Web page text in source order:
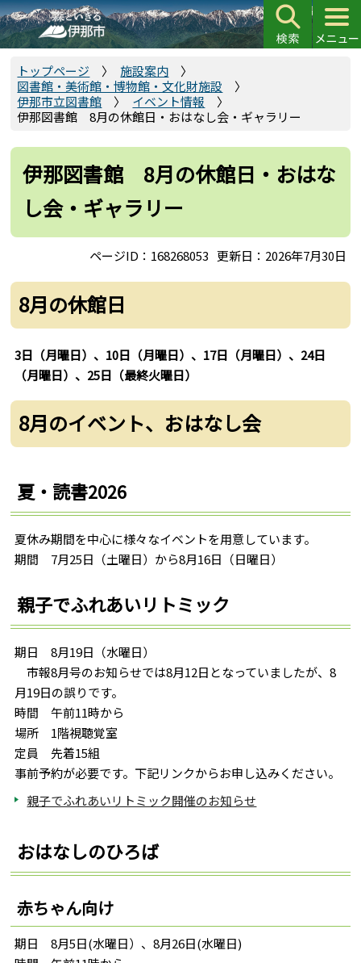
こ
の
ペ
頭
トップページ
施設案内
図書館・美術館・博物館・文化財施設
伊那市立図書館
イベント情報
伊那図書館 8月の休館日・おはなし会・ギャラリー
伊那図書館 8月の休館日・おはな
し会・ギャラリー
ページID：168268053 更新日：2026年7月30日
8月の休館日
3日（月曜日）、10日（月曜日）、17日（月曜日）、24日
（月曜日）、25日（最終火曜日）
8月のイベント、おはなし会
夏・読書2026
夏休み期間を中心に様々なイベントを用意しています。
期間 7月25日（土曜日）から8月16日（日曜日）
親子でふれあいリトミック
期日 8月19日（水曜日）
市報8月号のお知らせでは8月12日となっていましたが、8
月19日の誤りです。
時間 午前11時から
場所 1階視聴覚室
定員 先着15組
事前予約が必要です。下記リンクからお申し込みください。
親子でふれあいリトミック開催のお知らせ
おはなしのひろば
赤ちゃん向け
期日 8月5日(水曜日）、8月26日(水曜日)